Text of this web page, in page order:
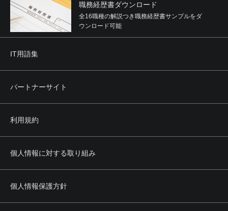
職務経歴書ダウンロード
全16職種の解説つき職務経歴書サンプルをダ
ウンロード可能
IT用語集
パートナーサイト
利用規約
個人情報に対する取り組み
個人情報保護方針